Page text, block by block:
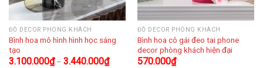
ĐỒ DECOR PHÒNG KHÁCH
Bình hoa mô hình hình học sáng
tạo
3.100.000₫– 3.440.000₫
ĐỒ DECOR PHÒNG KHÁCH
Bình hoa cô gái đeo tai phone
decor phòng khách hiện đại
570.000₫